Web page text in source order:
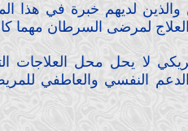
والذين لديهم خبرة في
لمرضى السرطان مهما
لا يحل محل العلاجات
النفسي والعاطفي